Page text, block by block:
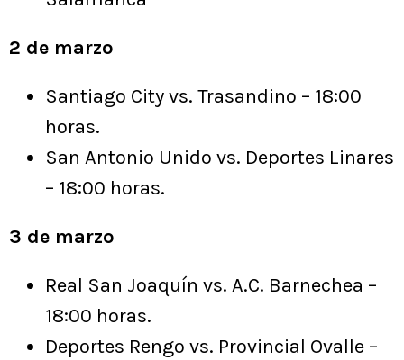
2 de marzo
Santiago City vs. Trasandino – 18:00
horas.
San Antonio Unido vs. Deportes Linares
– 18:00 horas.
3 de marzo
Real San Joaquín vs. A.C. Barnechea –
18:00 horas.
Deportes Rengo vs. Provincial Ovalle –